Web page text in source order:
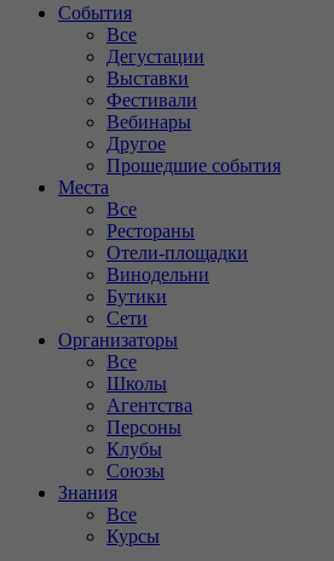
События
Все
Дегустации
Выставки
Фестивали
Вебинары
Другое
Прошедшие события
Места
Все
Рестораны
Отели-площадки
Винодельни
Бутики
Сети
Организаторы
Все
Школы
Агентства
Персоны
Клубы
Союзы
Знания
Все
Курсы